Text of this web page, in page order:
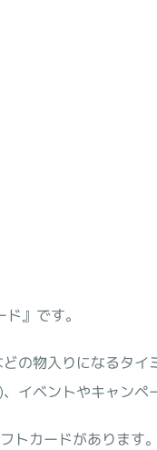
』です。
の物入りになるタイ
ベントやキャン
トカードがあります。